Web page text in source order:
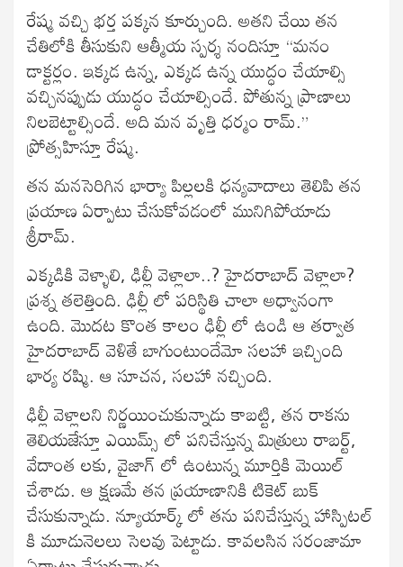
రేష్మ వచ్చి భర్త పక్కన కూర్చుంది. అతని చేయి తన
చేతిలోకి తీసుకుని ఆత్మీయ స్పర్శ నందిస్తూ “మనం
డాక్టర్లం. ఇక్కడ ఉన్న, ఎక్కడ ఉన్న యుద్ధం చేయాల్సి
వచ్చినప్పుడు యుద్ధం చేయాల్సిందే. పోతున్న ప్రాణాలు
నిలబెట్టాల్సిందే. అది మన వృత్తి ధర్మం రామ్.”
ప్రోత్సహిస్తూ రేష్మ.
తన మనసెరిగిన భార్యా పిల్లలకి ధన్యవాదాలు తెలిపి తన
ప్రయాణ ఏర్పాటు చేసుకోవడంలో మునిగిపోయాడు
శ్రీరామ్.
ఎక్కడికి వెళ్ళాలి, ఢిల్లీ వెళ్లాలా..? హైదరాబాద్ వెళ్లాలా?
ప్రశ్న తలెత్తింది. ఢిల్లీ లో పరిస్థితి చాలా అధ్వానంగా
ఉంది. మొదట కొంత కాలం ఢిల్లీ లో ఉండి ఆ తర్వాత
హైదరాబాద్ వెళితే బాగుంటుందేమో సలహా ఇచ్చింది
భార్య రష్మి. ఆ సూచన, సలహా నచ్చింది.
ఢిల్లీ వెళ్లాలని నిర్ణయించుకున్నాడు కాబట్టి, తన రాకను
తెలియజేస్తూ ఎయిమ్స్ లో పనిచేస్తున్న మిత్రులు రాబర్ట్,
వేదాంత లకు, వైజాగ్ లో ఉంటున్న మూర్తికి మెయిల్
చేశాడు. ఆ క్షణమే తన ప్రయాణానికి టికెట్ బుక్
చేసుకున్నాడు. న్యూయార్క్ లో తను పనిచేస్తున్న హాస్పిటల్
కి మూడునెలలు సెలవు పెట్టాడు. కావలసిన సరంజామా